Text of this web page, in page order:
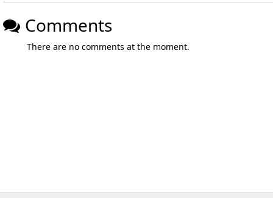
Comments
There are no comments at the moment.